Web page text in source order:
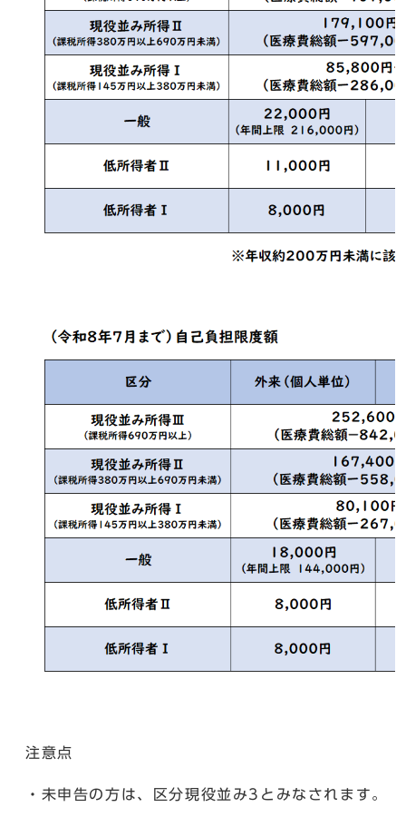
注意点
・未申告の方は、区分現役並み3とみなされます。